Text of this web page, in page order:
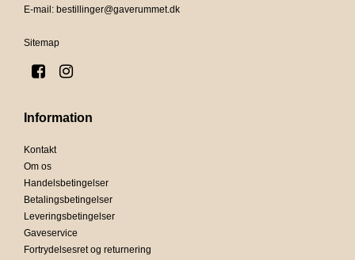
E-mail : bestillinger@gaverummet.dk
Sitemap
Information
Kontakt
Om os
Handelsbetingelser
Betalingsbetingelser
Leveringsbetingelser
Gaveservice
Fortrydelsesret og returnering